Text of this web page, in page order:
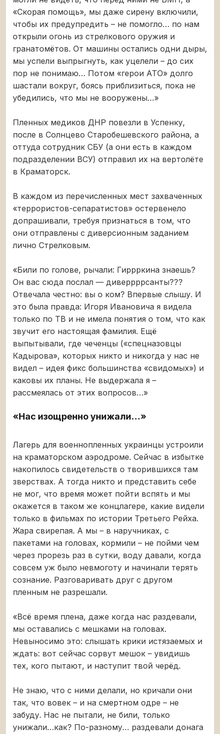
«Скорая помощь», мы даже сирену включили,
чтобы их предупредить – не помогло… по нам
открыли огонь из стрелкового оружия и
гранатомётов. От машины остались одни дыры,
мы успели выпрыгнуть, как уцелели – до сих
пор не понимаю… Потом «герои АТО» долго
шастали вокруг, боясь приблизиться, пока не
убедились, что мы не вооружены…»
Пленных медиков ДНР повезли в Успенку,
после в Солнцево Старобешевского района, а
оттуда сотрудник СБУ (а они есть в каждом
подразделении ВСУ) отправил их на вертолёте
в Краматорск.
В каждом из перечисленных мест захваченных
«террористов-сепаратистов» остервенело
допрашивали, требуя признаться в том, что
они отправлены с диверсионным заданием
лично Стрелковым.
«Били по голове, рычали: Гиррркина знаешь?
Он вас сюда послал — диверрррсанты???
Отвечала честно: вы о ком? Впервые слышу. И
это была правда: Игоря Ивановича я видела
только по ТВ и не имела понятия о том, что как
звучит его настоящая фамилия. Ещё
выпытывали, где чеченцы («спецназовцы
Кадырова», которых никто и никогда у нас не
видел – идея фикс большинства «свидомых») и
каковы их планы. Не выдержала я –
рассмеялась от этих вопросов…»
«Нас изощренно унижали…»
Лагерь для военнопленных украинцы устроили
на краматорском аэродроме. Сейчас в избытке
накопилось свидетельств о творившихся там
зверствах. А тогда никто и представить себе
не мог, что время может пойти вспять и мы
окажется в таком же концлагере, какие видели
только в фильмах по истории Третьего Рейха.
Жара свирепая. А мы – в наручниках, с
пакетами на головах, кормили – не пойми чем
через прорезь раз в сутки, воду давали, когда
совсем уж было невмоготу и начинали терять
сознание. Разговаривать друг с другом
пленным не разрешали.
«Всё время плена, даже когда нас раздевали,
мы оставались с мешками на головах.
Невыносимо это: слышать крики истязаемых и
ждать: вот сейчас сорвут мешок – увидишь
тех, кого пытают, и наступит твой черёд.
Не знаю, что с ними делали, но кричали они
так, что вовек – и на смертном одре – не
забуду. Нас не пытали, не били, только
унижали…как? По-разному… раздевали донага